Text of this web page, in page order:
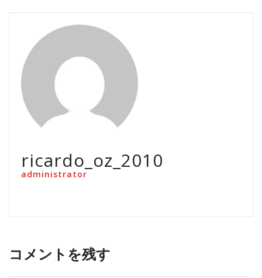
ricardo_oz_2010
administrator
コメントを残す